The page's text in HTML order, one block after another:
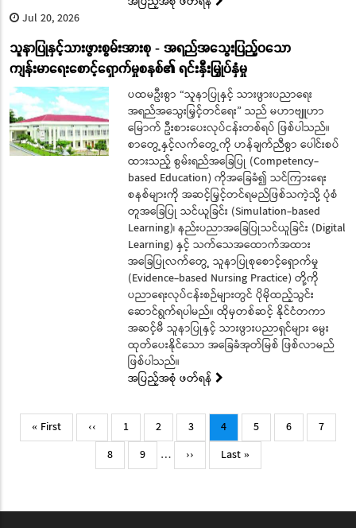
Jul 20, 2026
သူနာပြုနှင့်သားဖွားစွမ်းအားစု - အရည်အသွေးပြည့်ဝသော
ကျန်းမာရေးစောင့်ရှောက်မှုစနစ်၏ ရင်းနှီးမြှုပ်နှံမှု
ပထမဦးစွာ “သူနာပြုနှင့် သားဖွားပညာရေး
အရည်အသွေးမြှင့်တင်ရေး” သည် မဟာဗျူဟာ
မြောက် ဦးစားပေးလုပ်ငန်းတစ်ရပ် ဖြစ်ပါသည်။
စာတွေ့နှင့်လက်တွေ့ကို ဟန်ချက်ညီစွာ ပေါင်းစပ်
ထားသည့် စွမ်းရည်အခြေပြု (Competency-
based Education) ကိုအခြေခံ၍ သင်ကြားရေး
စနစ်များကို အဆင့်မြှင့်တင်ရမည်ဖြစ်သကဲ့သို့ ပုံစံ
တူအခြေပြု သင်ယူခြင်း (Simulation-based
Learning)၊ နည်းပညာအခြေပြုသင်ယူခြင်း (Digital
Learning) နှင့် သက်သေအထောက်အထား
အခြေပြုလက်တွေ့ သူနာပြုစုစောင့်ရှောက်မှု
(Evidence-based Nursing Practice) တို့ကို
ပညာရေးလုပ်ငန်းစဉ်များတွင် ပိုမိုထည့်သွင်း
ဆောင်ရွက်ရပါမည်။ ထိုမှတစ်ဆင့် နိုင်ငံတကာ
အဆင့်မီ သူနာပြုနှင့် သားဖွားပညာရှင်များ မွေး
ထုတ်ပေးနိုင်သော အခြေခံအုတ်မြစ် ဖြစ်လာမည်
ဖြစ်ပါသည်။
အပြည့်အစုံ ဖတ်ရန်
Pagination
First
page
« First
Previous
page
‹‹ Page
1 Page
2 Page
3
Current
page
4 Page
5 Page
6 Page
7
Page
8 Page
9 …
Next
page
››
Last
page
Last »